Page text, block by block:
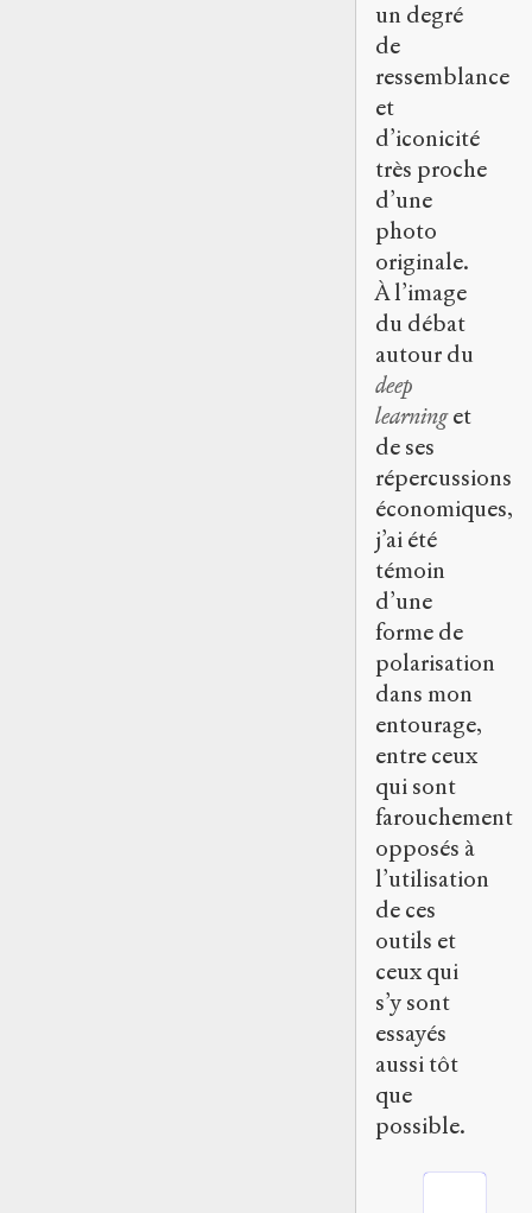
un degré
de
ressemblance
et
d’iconicité
très proche
d’une
photo
originale.
À l’image
du débat
autour du
deep
learninget
de ses
répercussions
économiques,
j’ai été
témoin
d’une
forme de
polarisation
dans mon
entourage,
entre ceux
qui sont
farouchement
opposés à
l’utilisation
de ces
outils et
ceux qui
s’y sont
essayés
aussi tôt
que
possible.